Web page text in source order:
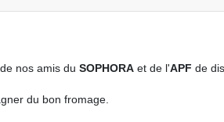
nos amis du SOPHORA et de l'APF de
du bon fromage.